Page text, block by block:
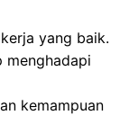
yang baik.
menghadapi
kemampuan